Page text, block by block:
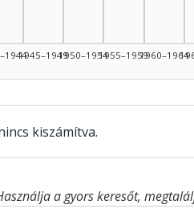
1945–19491950–19541955–19591960–1964
kiszámítva.
a gyors keresőt,